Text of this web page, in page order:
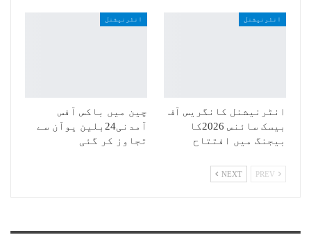
انٹرنیشنل
انٹرنیشنل کانگریس آف
بیسک سائنس 2026کا
بیجنگ میں افتتاح
انٹرنیشنل
چین میں باکس آفس
آمدنی24بلین یوآن سے
تجاوز کر گئی
NEXT